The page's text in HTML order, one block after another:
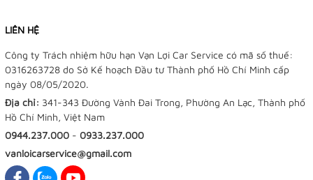
LIÊN HỆ
Công ty Trách nhiệm hữu hạn Vạn Lợi Car Service có mã số thuế:
0316263728 do Sở Kế hoạch Đầu tư Thành phố Hồ Chí Minh cấp
ngày 08/05/2020.
Địa chỉ: 341-343 Đường Vành Đai Trong, Phường An Lạc, Thành phố
Hồ Chí Minh, Việt Nam
0944.237.000 - 0933.237.000
vanloicarservice@gmail.com